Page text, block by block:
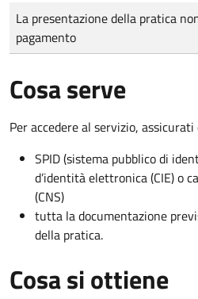
Tipo di pagamento
Importo
La presentazione della pratica
pagamento
Cosa serve
Per accedere al servizio, assicurati
SPID (sistema pubblico di
d’identità elettronica (CIE) o
(CNS)
tutta la documentazione
della pratica.
Cosa si ottiene